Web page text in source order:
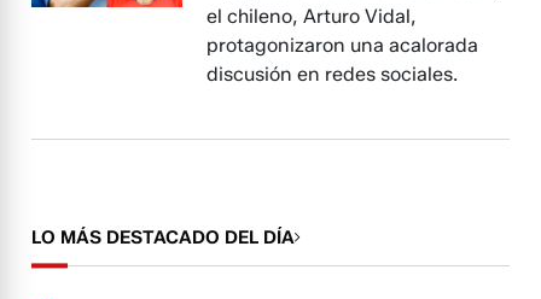
el chileno, Arturo Vidal,
protagonizaron una acalorada
discusión en redes sociales.
LO MÁS DESTACADO DEL DÍA